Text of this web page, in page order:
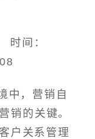
间：
中，营销自
销的关键。
户关系管理